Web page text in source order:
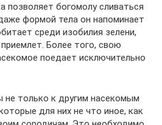
позволяет богомолу сливаться
формой тела он напоминает
среди изобилия зелени,
Более того, свою
поедает исключительно
только к другим насекомым
для них не что иное, как